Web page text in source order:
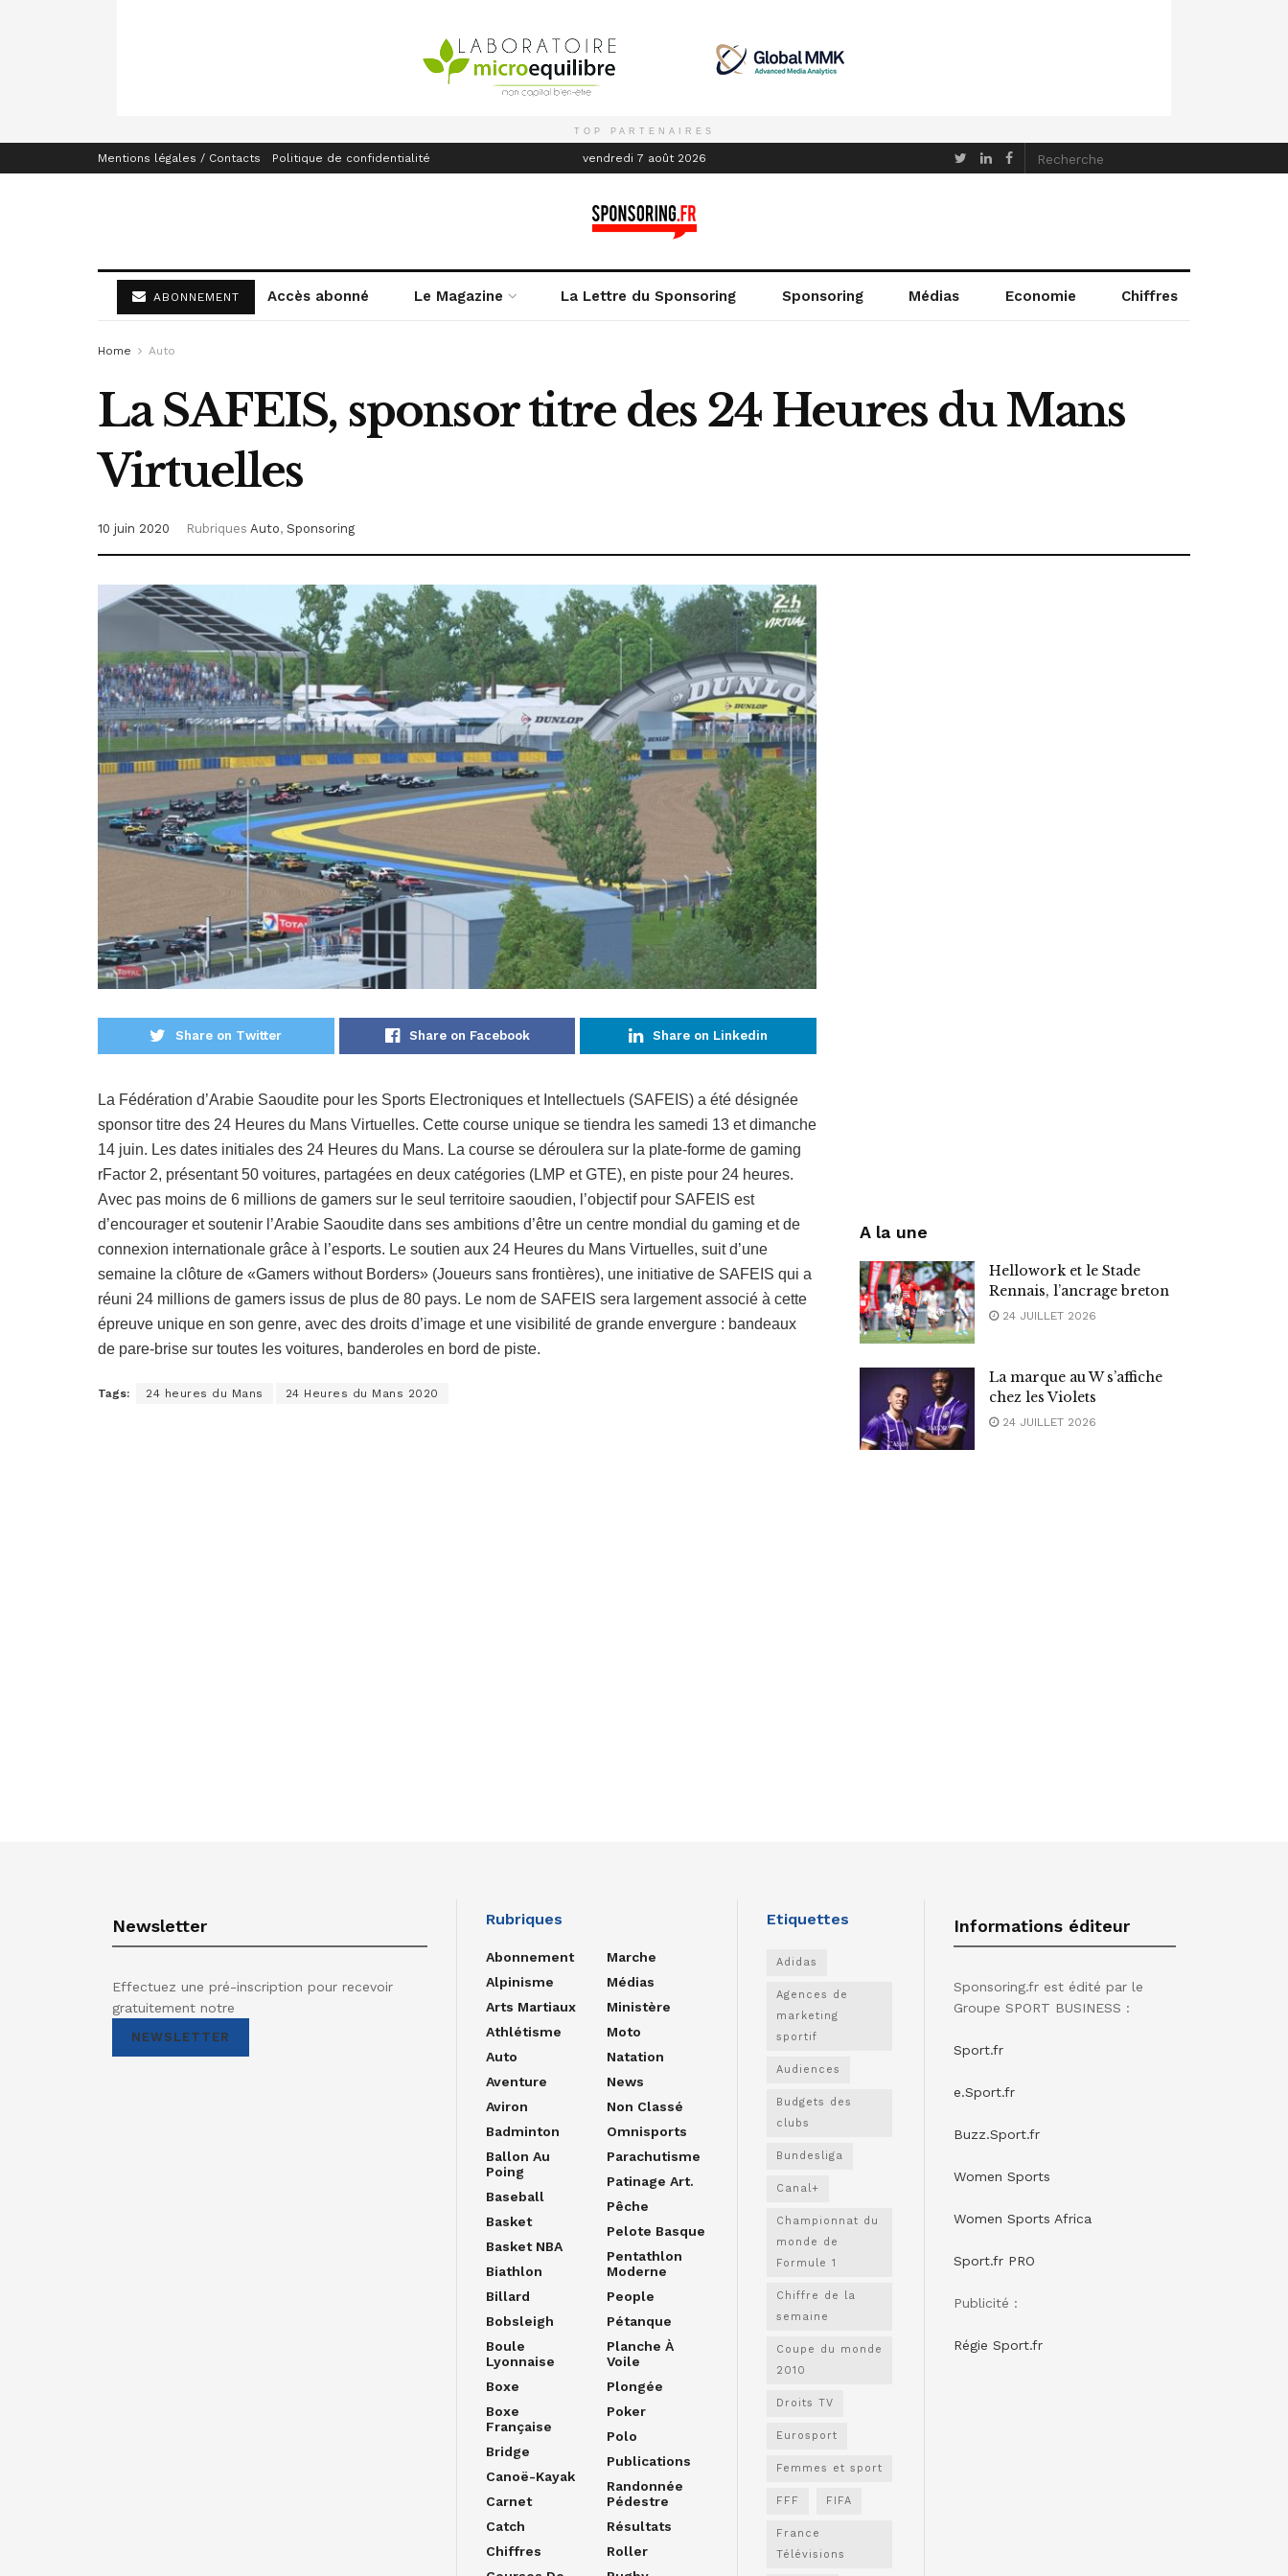
TOP PARTENAIRES
Mentions légales / Contacts Politique de confidentialité vendredi 7 août 2026
ABONNEMENT Accès abonné Le Magazine La Lettre du Sponsoring Sponsoring Médias Economie Chiffres
Home Auto
La SAFEIS, sponsor titre des 24 Heures du Mans
Virtuelles
10 juin 2020 Rubriques Auto, Sponsoring
Share on Twitter Share on Facebook Share on Linkedin
La Fédération d’Arabie Saoudite pour les Sports Electroniques et Intellectuels (SAFEIS) a été désignée
sponsor titre des 24 Heures du Mans Virtuelles. Cette course unique se tiendra les samedi 13 et dimanche
14 juin. Les dates initiales des 24 Heures du Mans. La course se déroulera sur la plate-forme de gaming
rFactor 2, présentant 50 voitures, partagées en deux catégories (LMP et GTE), en piste pour 24 heures.
Avec pas moins de 6 millions de gamers sur le seul territoire saoudien, l’objectif pour SAFEIS est
d’encourager et soutenir l’Arabie Saoudite dans ses ambitions d’être un centre mondial du gaming et de
connexion internationale grâce à l’esports. Le soutien aux 24 Heures du Mans Virtuelles, suit d’une
semaine la clôture de «Gamers without Borders» (Joueurs sans frontières), une initiative de SAFEIS qui a
réuni 24 millions de gamers issus de plus de 80 pays. Le nom de SAFEIS sera largement associé à cette
épreuve unique en son genre, avec des droits d’image et une visibilité de grande envergure : bandeaux
de pare-brise sur toutes les voitures, banderoles en bord de piste.
Tags: 24 heures du Mans 24 Heures du Mans 2020
A la une
Hellowork et le Stade
Rennais, l’ancrage breton
24 JUILLET 2026
La marque au W s’affiche
chez les Violets
24 JUILLET 2026
Newsletter
Effectuez une pré-inscription pour recevoir
gratuitement notre
NEWSLETTER
Rubriques
Abonnement
Alpinisme
Arts Martiaux
Athlétisme
Auto
Aventure
Aviron
Badminton
Ballon Au
Poing
Baseball
Basket
Basket NBA
Biathlon
Billard
Bobsleigh
Boule
Lyonnaise
Boxe
Boxe
Française
Bridge
Canoë-Kayak
Carnet
Catch
Chiffres
Marche
Médias
Ministère
Moto
Natation
News
Non Classé
Omnisports
Parachutisme
Patinage Art.
Pêche
Pelote Basque
Pentathlon
Moderne
People
Pétanque
Planche À
Voile
Plongée
Poker
Polo
Publications
Randonnée
Pédestre
Résultats
Roller
Etiquettes
Adidas
Agences de
marketing
sportif
Audiences
Budgets des
clubs
Bundesliga
Canal+
Championnat du
monde de
Formule 1
Chiffre de la
semaine
Coupe du monde
2010
Droits TV
Eurosport
Femmes et sport
FFF FIFA
France
Télévisions
Informations éditeur
Sponsoring.fr est édité par le
Groupe SPORT BUSINESS :
Sport.fr
e.Sport.fr
Buzz.Sport.fr
Women Sports
Women Sports Africa
Sport.fr PRO
Publicité :
Régie Sport.fr